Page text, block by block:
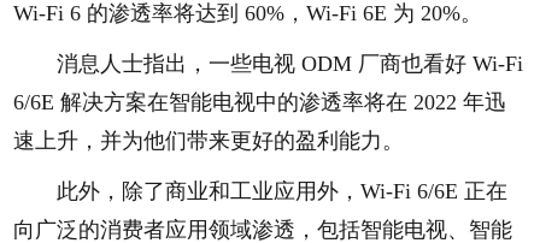
Wi-Fi 6 的渗透率将达到 60%，Wi-Fi 6E 为 20%。
消息人士指出，一些电视 ODM 厂商也看好 Wi-Fi
6/6E 解决方案在智能电视中的渗透率将在 2022 年迅
速上升，并为他们带来更好的盈利能力。
此外，除了商业和工业应用外，Wi-Fi 6/6E 正在
向广泛的消费者应用领域渗透，包括智能电视、智能